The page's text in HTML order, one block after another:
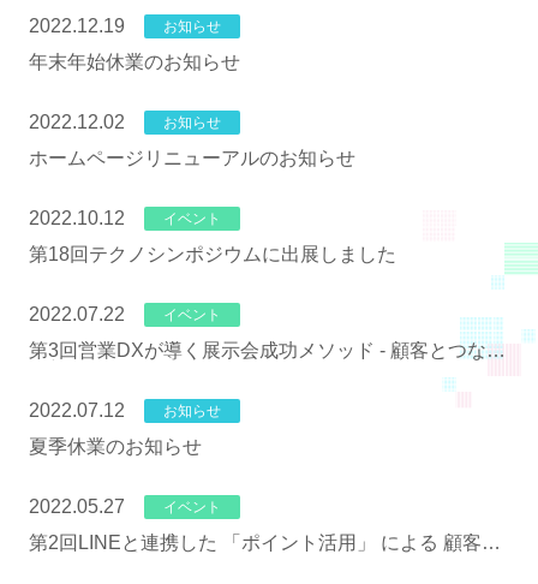
2022.12.19
お知らせ
年末年始休業のお知らせ
2022.12.02 お知らせ
ホームページリニューアルのお知らせ
2022.10.12 イベント
第18回テクノシンポジウムに出展しました
2022.07.22 イベント
第3回営業DXが導く展示会成功メソッド - 顧客とつなが
2022.07.12
お知らせ
夏季休業のお知らせ
2022.05.27 イベント
第2回LINEと連携した 「ポイント活用」 による 顧客メ